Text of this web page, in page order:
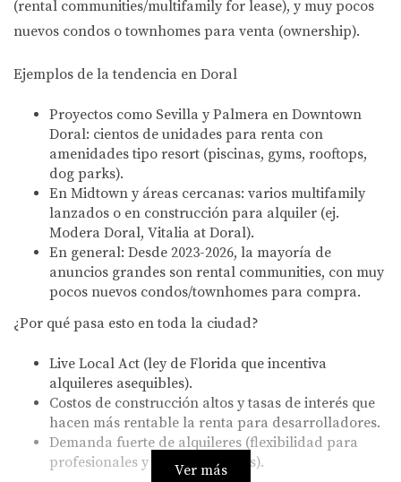
(rental communities/multifamily for lease), y muy pocos
nuevos condos o townhomes para venta (ownership).
Ejemplos de la tendencia en Doral
Proyectos como Sevilla y Palmera en Downtown
Doral: cientos de unidades para renta con
amenidades tipo resort (piscinas, gyms, rooftops,
dog parks).
En Midtown y áreas cercanas: varios multifamily
lanzados o en construcción para alquiler (ej.
Modera Doral, Vitalia at Doral).
En general: Desde 2023-2026, la mayoría de
anuncios grandes son rental communities, con muy
pocos nuevos condos/townhomes para compra.
¿Por qué pasa esto en toda la ciudad?
Live Local Act (ley de Florida que incentiva
alquileres asequibles).
Costos de construcción altos y tasas de interés que
hacen más rentable la renta para desarrolladores.
Demanda fuerte de alquileres (flexibilidad para
profesionales y familias jóvenes).
Ver más